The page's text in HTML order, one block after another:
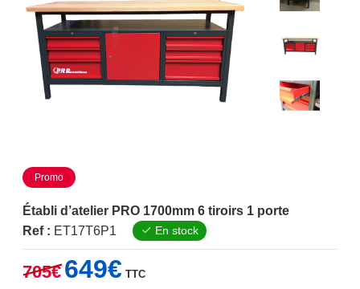
Promo
Établi d’atelier PRO 1700mm 6 tiroirs 1 porte
Ref : ET17T6P1 En stock
705€
Le
prix
649€prix
TTC